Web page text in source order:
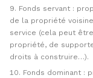
Fonds servant :
de la propriété
service (cela peut
propriété, de
droits à construire…).
Fonds dominant :